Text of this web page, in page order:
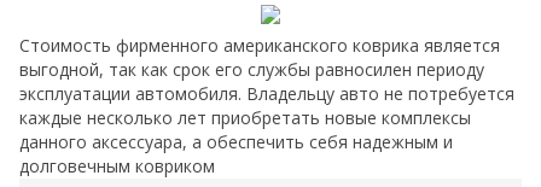
Стоимость фирменного американского коврика является
выгодной, так как срок его службы равносилен периоду
эксплуатации автомобиля. Владельцу авто не потребуется
каждые несколько лет приобретать новые комплексы
данного аксессуара, а обеспечить себя надежным и
долговечным ковриком